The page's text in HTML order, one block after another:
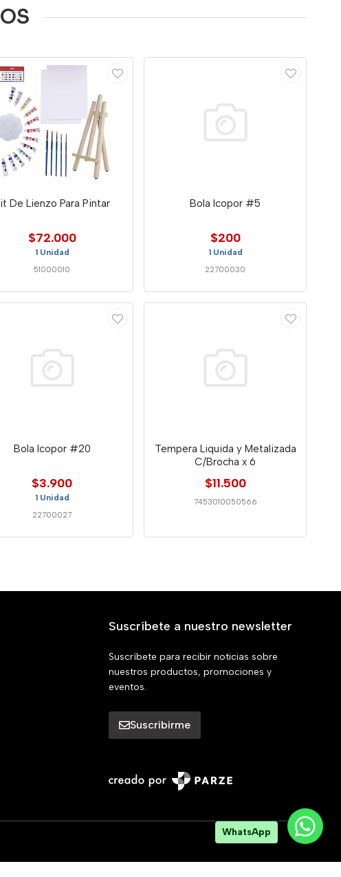
De Lienzo Para Pintar
$72.000
1 Unidad
51000010
Bola Icopor #5
$200
1 Unidad
22700030
Bola Icopor #20
$3.900
1 Unidad
22700027
Tempera Liquida y Metalizada
C/Brocha x 6
$11.500
7453010050566
Suscríbete a nuestro newsletter
Suscríbete para recibir noticias sobre
nuestros productos, promociones y
eventos.
Suscribirme
WhatsApp